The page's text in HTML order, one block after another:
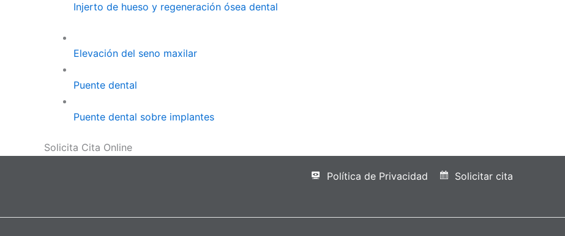
Injerto de hueso y regeneración ósea dental
Elevación del seno maxilar
Puente dental
Puente dental sobre implantes
Solicita Cita Online
Política de Privacidad Solicitar cita